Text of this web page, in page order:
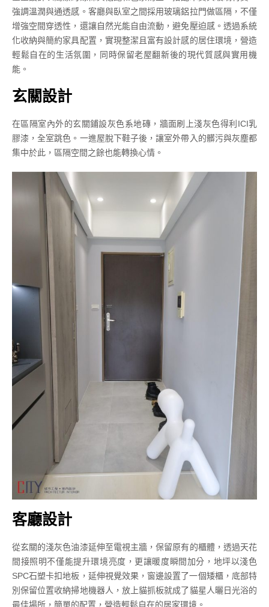
強調溫潤與通透感。客廳與臥室之間採用玻璃鋁拉門做區隔，不僅
增強空間穿透性，還讓自然光能自由流動，避免壓迫感。透過系統
化收納與簡約家具配置，實現整潔且富有設計感的居住環境，營造
輕鬆自在的生活氛圍，同時保留老屋翻新後的現代質感與實用機
能。
玄關設計
在區隔室內外的玄關鋪設灰色系地磚，牆面刷上淺灰色得利ICI乳
膠漆，全室跳色。一進屋脫下鞋子後，讓室外帶入的髒污與灰塵都
集中於此，區隔空間之餘也能轉換心情。
客廳設計
從玄關的淺灰色油漆延伸至電視主牆，保留原有的櫃體，透過天花
間接照明不僅能提升環境亮度，更讓暖度瞬間加分，地坪以淺色
SPC石塑卡扣地板，延伸視覺效果，窗邊設置了一個矮櫃，底部特
別保留位置收納掃地機器人，放上貓抓板就成了貓星人曬日光浴的
最佳場所，簡單的配置，營造輕鬆自在的居家環境。